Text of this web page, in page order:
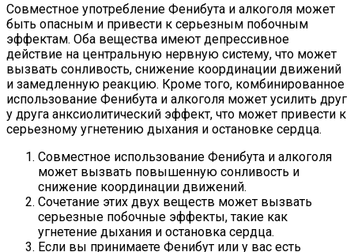
Совместное употребление Фенибута и алкоголя может
быть опасным и привести к серьезным побочным
эффектам. Оба вещества имеют депрессивное
действие на центральную нервную систему, что может
вызвать сонливость, снижение координации движений
и замедленную реакцию. Кроме того, комбинированное
использование Фенибута и алкоголя может усилить друг
у друга анксиолитический эффект, что может привести к
серьезному угнетению дыхания и остановке сердца.
Совместное использование Фенибута и алкоголя
может вызвать повышенную сонливость и
снижение координации движений.
Сочетание этих двух веществ может вызвать
серьезные побочные эффекты, такие как
угнетение дыхания и остановка сердца.
Если вы принимаете Фенибут или у вас есть